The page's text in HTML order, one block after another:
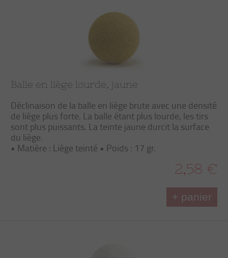
Balle en liège lourde, jaune
Déclinaison de la balle en liège brute avec une densité
de liège plus forte. La balle étant plus lourde, les tirs
sont plus puissants. La teinte jaune durcit la surface
du liège.
• Matière : Liège teinté • Poids : 17 gr.
2,58 €
+ panier